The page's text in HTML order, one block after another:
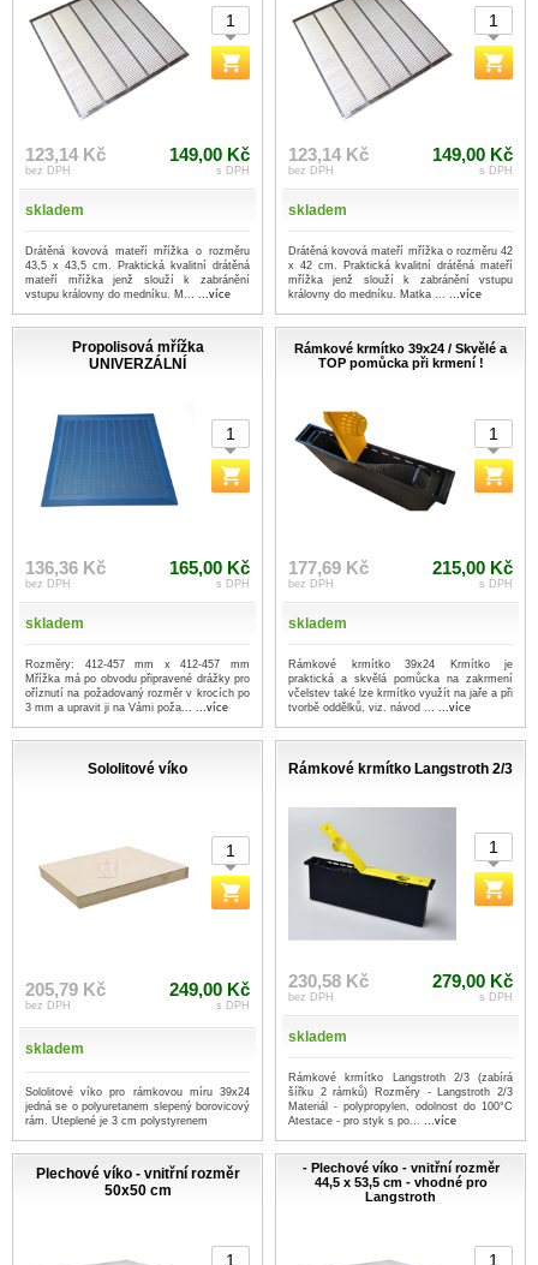
123,14 Kč
bez DPH
149,00 Kč
s DPH
skladem
Drátěná kovová mateří mřížka o rozměru
43,5 x 43,5 cm. Praktická kvalitní drátěná
mateří mřížka jenž slouží k zabránění
vstupu královny do medníku. M... ...více
123,14 Kč
bez DPH
149,00 Kč
s DPH
skladem
Drátěná kovová mateří mřížka o rozměru 42
x 42 cm. Praktická kvalitní drátěná mateří
mřížka jenž slouží k zabránění vstupu
královny do medníku. Matka ... ...více
Propolisová mřížka
UNIVERZÁLNÍ
136,36 Kč
bez DPH
165,00 Kč
s DPH
skladem
Rozměry: 412-457 mm x 412-457 mm
Mřížka má po obvodu připravené drážky pro
oříznutí na požadovaný rozměr v krocích po
3 mm a upravit ji na Vámi poža... ...více
Rámkové krmítko 39x24 / Skvělé a
TOP pomůcka při krmení !
177,69 Kč
bez DPH
215,00 Kč
s DPH
skladem
Rámkové krmítko 39x24 Krmítko je
praktická a skvělá pomůcka na zakrmení
včelstev také lze krmítko využít na jaře a při
tvorbě oddělků, viz. návod ... ...více
Sololitové víko
205,79 Kč
bez DPH
249,00 Kč
s DPH
skladem
Sololitové víko pro rámkovou míru 39x24
jedná se o polyuretanem slepený borovicový
rám. Uteplené je 3 cm polystyrenem
Rámkové krmítko Langstroth 2/3
230,58 Kč
bez DPH
279,00 Kč
s DPH
skladem
Rámkové krmítko Langstroth 2/3 (zabírá
šířku 2 rámků) Rozměry - Langstroth 2/3
Materiál - polypropylen, odolnost do 100°C
Atestace - pro styk s po... ...více
Plechové víko - vnitřní rozměr
50x50 cm
- Plechové víko - vnitřní rozměr
44,5 x 53,5 cm - vhodné pro
Langstroth